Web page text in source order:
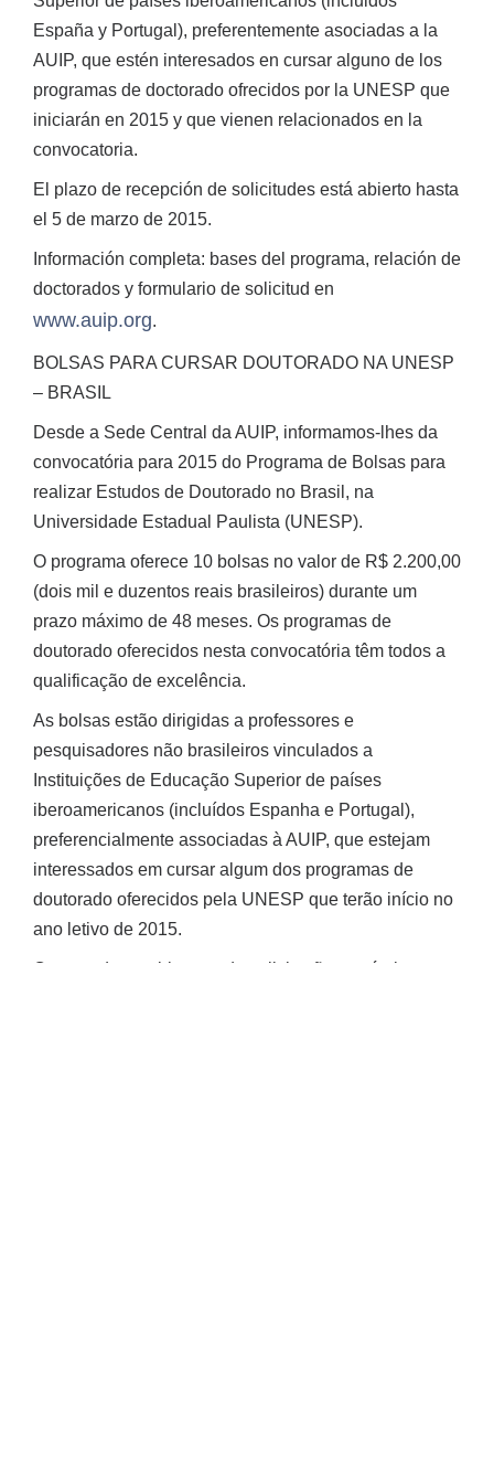
España y Portugal), preferentemente asociadas a la
AUIP, que estén interesados en cursar alguno de los
programas de doctorado ofrecidos por la UNESP que
iniciarán en 2015 y que vienen relacionados en la
convocatoria.
El plazo de recepción de solicitudes está abierto hasta
el 5 de marzo de 2015.
Información completa: bases del programa, relación de
doctorados y formulario de solicitud en
www.auip.org.
BOLSAS PARA CURSAR DOUTORADO NA UNESP
– BRASIL
Desde a Sede Central da AUIP, informamos-lhes da
convocatória para 2015 do Programa de Bolsas para
realizar Estudos de Doutorado no Brasil, na
Universidade Estadual Paulista (UNESP).
O programa oferece 10 bolsas no valor de R$ 2.200,00
(dois mil e duzentos reais brasileiros) durante um
prazo máximo de 48 meses. Os programas de
doutorado oferecidos nesta convocatória têm todos a
qualificação de excelência.
As bolsas estão dirigidas a professores e
pesquisadores não brasileiros vinculados a
Instituições de Educação Superior de países
iberoamericanos (incluídos Espanha e Portugal),
preferencialmente associadas à AUIP, que estejam
interessados em cursar algum dos programas de
doutorado oferecidos pela UNESP que terão início no
ano letivo de 2015.
O prazo de recebimento de solicitações está aberto